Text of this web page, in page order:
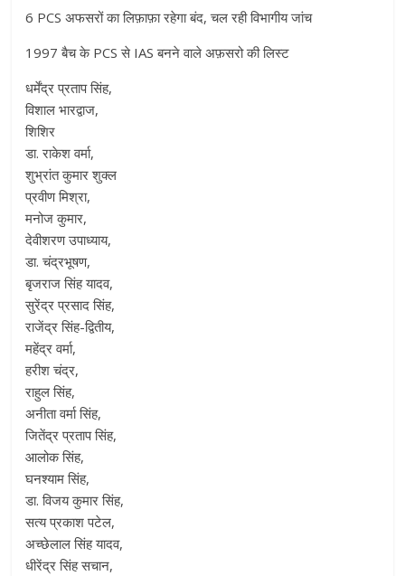
6 PCS अफसरों का लिफ़ाफ़ा रहेगा बंद, चल रही विभागीय जांच
1997 बैच के PCS से IAS बनने वाले अफ़सरो की लिस्ट
धर्मेंद्र प्रताप सिंह,
विशाल भारद्वाज,
शिशिर
डा. राकेश वर्मा,
शुभ्रांत कुमार शुक्ल
प्रवीण मिश्रा,
मनोज कुमार,
देवीशरण उपाध्याय,
डा. चंद्रभूषण,
बृजराज सिंह यादव,
सुरेंद्र प्रसाद सिंह,
राजेंद्र सिंह-द्वितीय,
महेंद्र वर्मा,
हरीश चंद्र,
राहुल सिंह,
अनीता वर्मा सिंह,
जितेंद्र प्रताप सिंह,
आलोक सिंह,
घनश्याम सिंह,
डा. विजय कुमार सिंह,
सत्य प्रकाश पटेल,
अच्छेलाल सिंह यादव,
धीरेंद्र सिंह सचान,